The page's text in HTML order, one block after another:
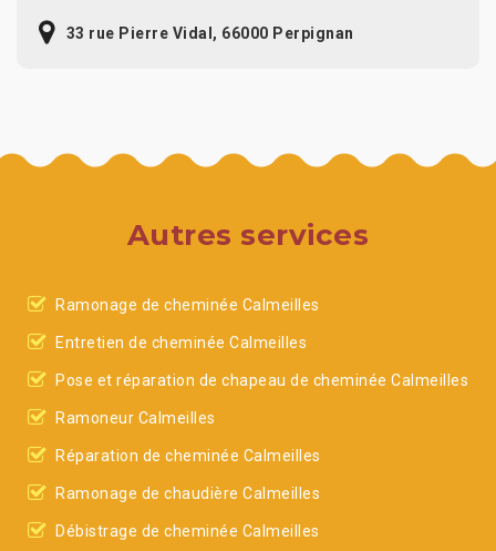
33 rue Pierre Vidal, 66000 Perpignan
Autres services
Ramonage de cheminée Calmeilles
Entretien de cheminée Calmeilles
Pose et réparation de chapeau de cheminée Calmeilles
Ramoneur Calmeilles
Réparation de cheminée Calmeilles
Ramonage de chaudière Calmeilles
Débistrage de cheminée Calmeilles